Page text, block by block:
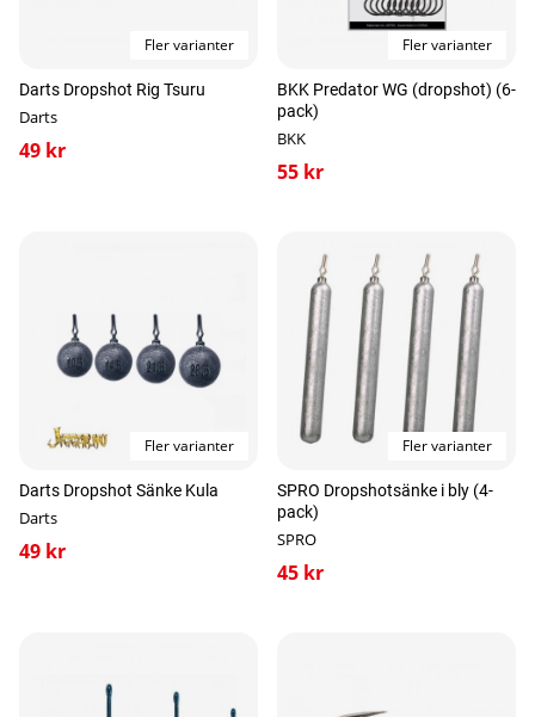
Fler varianter
Darts Dropshot Rig Tsuru
Darts
49 kr
Fler varianter
BKK Predator WG (dropshot) (6-
pack)
BKK
55 kr
Fler varianter
Darts Dropshot Sänke Kula
Darts
49 kr
Fler varianter
SPRO Dropshotsänke i bly (4-
pack)
SPRO
45 kr